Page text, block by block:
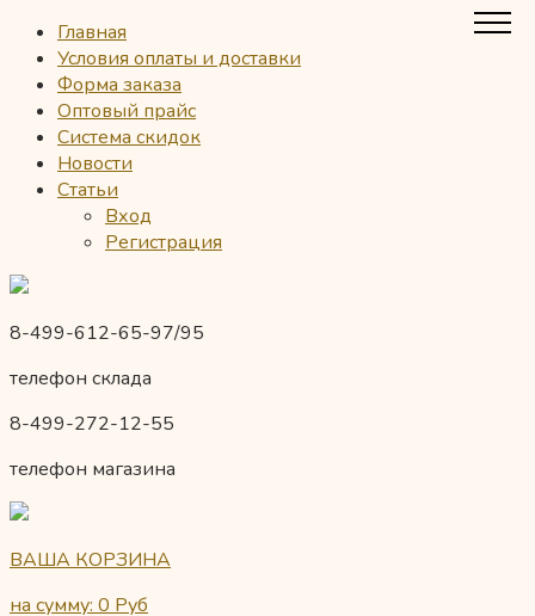
Главная
Условия оплаты и доставки
Форма заказа
Оптовый прайс
Система скидок
Новости
Статьи
Вход
Регистрация
8-499-612-65-97/95
телефон склада
8-499-272-12-55
телефон магазина
ВАША КОРЗИНА
на сумму: 0 Руб